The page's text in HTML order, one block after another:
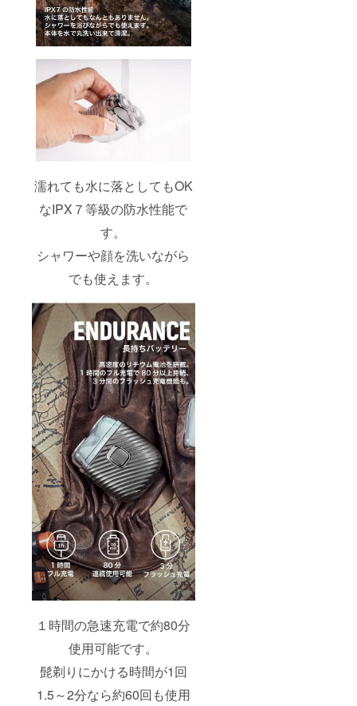
濡れても水に落としてもOK
なIPX７等級の防水性能で
す。
シャワーや顔を洗いながら
でも使えます。
１時間の急速充電で約80分
使用可能です。
髭剃りにかける時間が1回
1.5～2分なら約60回も使用